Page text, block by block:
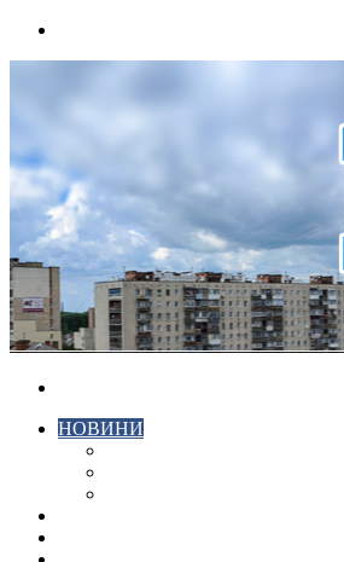
НОВИНИ